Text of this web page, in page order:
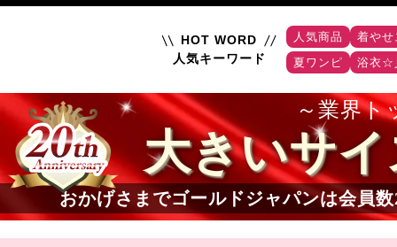
HOT WORD
人気キーワード
人気商品
着やせ
夏ワンピ
浴衣☆
業界ト
大きいサ
おかげさまでゴールドジャパンは会員数